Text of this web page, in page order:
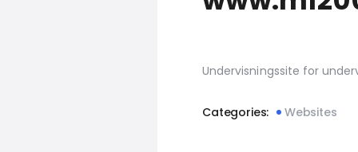
Undervisningssite for
Categories: Websites